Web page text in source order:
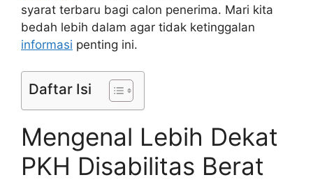
syarat terbaru bagi calon penerima. Mari kita
bedah lebih dalam agar tidak ketinggalan
informasi penting ini.
Daftar Isi
Mengenal Lebih Dekat
PKH Disabilitas Berat